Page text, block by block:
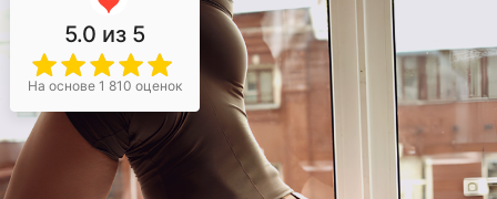
5.0 из 5
На основе 1 810 оценок